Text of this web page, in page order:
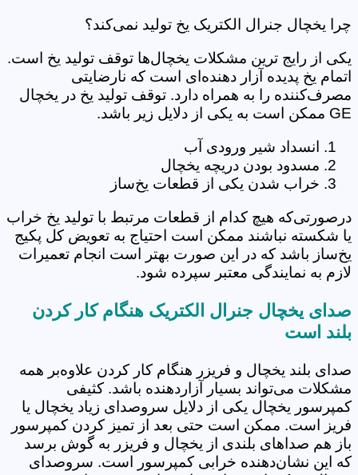
چرا یخچال جنرال الکتریک یخ تولید نمی‌کند؟
یکی از رایج ترین مشکلات یخچال‌ها توقف تولید یخ است.
اتمام یخ پدیده آزار دهنده‌ای است که نارضایتی
مصرف‌کننده را به همراه دارد. توقف تولید یخ در یخچال
GE ممکن است به یکی از دلایل زیر باشد.
انسداد شیر ورودی آب
مسدود بودن دریچه یخچال
خراب شدن یکی از قطعات یخ‌ساز
درصورتی‌که هیچ کدام از قطعات مرتبط با تولید یخ خراب
یا شکسته نباشند ممکن است احتیاج به تعویض کل پکیج
یخ‌ساز باشد که در این صورت بهتر است انجام تعمیرات
لازم به نمایندگی معتبر سپرده شود.
صدای یخچال جنرال الکتریک هنگام کار کردن
بلند است
صدای بلند یخچال و فریزر هنگام کار کردن علاوه‌بر همه
مشکلات می‌تواند بسیار آزاردهنده باشد. کثیفی
کمپرسور یخچال یکی از دلایل سروصدای زیاد یخچال یا
فریز است. ممکن است حتی بعد از تمیز کردن کمپرسور
باز هم صداهای بلندی از یخچال و فریزر به گوش برسد
که این نشان‌دهنده خرابی کمپرسور است. سروصدای